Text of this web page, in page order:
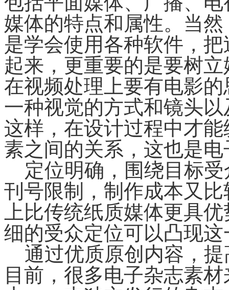
媒体的特点和属性。当
是学会使用各种软件，
起来，更重要的是要树
在视频处理上要有电影
一种视觉的方式和镜头
这样，在设计过程中才
素之间的关系，这也是
定位明确，围绕目标受
刊号限制，制作成本又
上比传统纸质媒体更具
细的受众定位可以凸现
通过优质原创内容，提
目前，很多电子杂志素